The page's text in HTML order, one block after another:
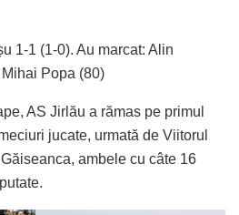
1-1 (1-0). Au marcat: Alin
Popa (80)
AS Jirlău a rămas pe primul
jucate, urmată de Viitorul
ambele cu câte 16